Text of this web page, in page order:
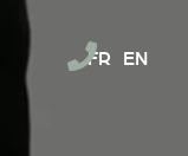
FR EN